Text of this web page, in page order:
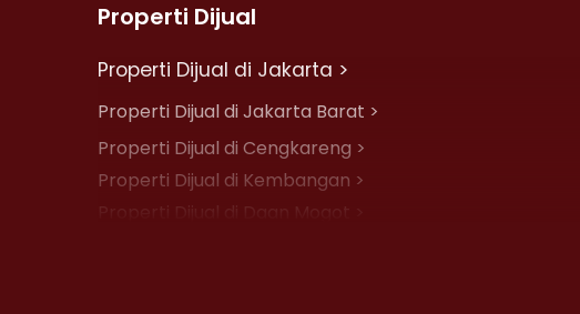
Properti Dijual
Properti Dijual di Jakarta >
Properti Dijual di Jakarta Barat >
Properti Dijual di Cengkareng >
Properti Dijual di Kembangan >
Properti Dijual di Daan Mogot >